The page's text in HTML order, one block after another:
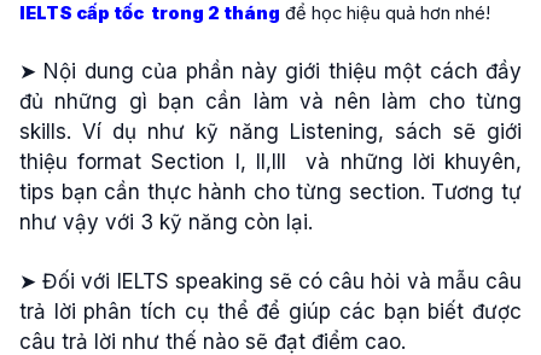
IELTS cấp tốc trong 2 tháng để học hiệu quả hơn nhé!
➤ Nội dung của phần này giới thiệu một cách đầy
đủ những gì bạn cần làm và nên làm cho từng
skills. Ví dụ như kỹ năng Listening, sách sẽ giới
thiệu format Section I, II,III và những lời khuyên,
tips bạn cần thực hành cho từng section. Tương tự
như vậy với 3 kỹ năng còn lại.
➤ Đối với IELTS speaking sẽ có câu hỏi và mẫu câu
trả lời phân tích cụ thể để giúp các bạn biết được
câu trả lời như thế nào sẽ đạt điểm cao.